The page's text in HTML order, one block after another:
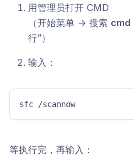
用管理员打开 CMD
（开始菜单 → 搜索 cmd
行”）
输入：
sfc /scannow
等执行完，再输入：